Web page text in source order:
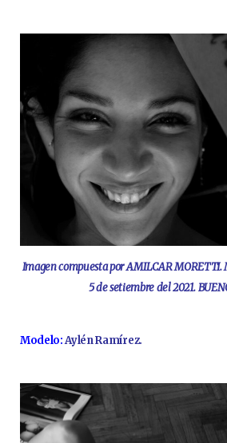
Imagen compuesta por AMILCAR
5 de setiembre del 2021.
Modelo: Aylén Ramírez.